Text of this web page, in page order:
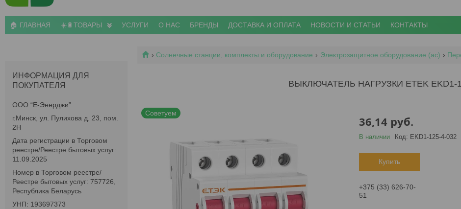
🏠 ГЛАВНАЯ ☀️🔋ТОВАРЫ УСЛУГИ О НАС БРЕНДЫ ДОСТАВКА И ОПЛАТА НОВОСТИ И СТАТЬИ КОНТАКТЫ
Солнечные станции, комплекты и оборудование Электрозащитное оборудование (ac)
ВЫКЛЮЧАТЕЛЬ НАГРУЗКИ ETEK EKD1-
Советуем
36,14 руб.
В наличии Код: EKD1-125-4-032
Купить
+375 (33) 626-70-
51
ИНФОРМАЦИЯ ДЛЯ
ПОКУПАТЕЛЯ
ООО “Е-Энерджи”
г.Минск, ул. Пулихова д. 23, пом.
2Н
Дата регистрации в Торговом
реестре/Реестре бытовых услуг:
11.09.2025
Номер в Торговом реестре/
Реестре бытовых услуг: 757726,
Республика Беларусь
УНП: 193697373